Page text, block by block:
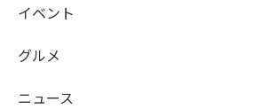
イベント
グルメ
ニュース